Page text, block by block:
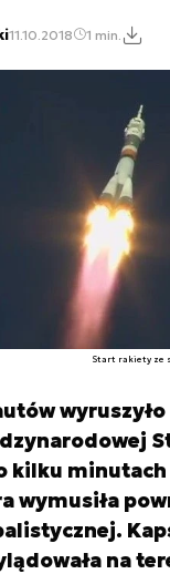
11.10.2018 1 min.
Start rakiety ze
kilku minutach
wymusiła
na